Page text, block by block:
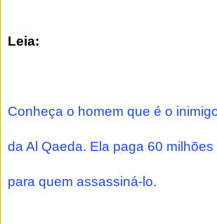
Leia:
Conheça o homem que é o
da Al Qaeda. Ela paga 60
para quem assassiná-lo.